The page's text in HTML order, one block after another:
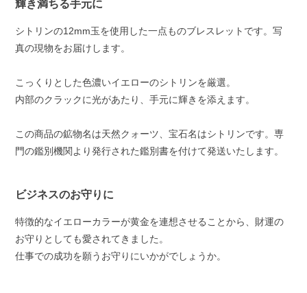
輝き満ちる手元に
シトリンの12mm玉を使用した一点ものブレスレットです。写
真の現物をお届けします。
こっくりとした色濃いイエローのシトリンを厳選。
内部のクラックに光があたり、手元に輝きを添えます。
この商品の鉱物名は天然クォーツ、宝石名はシトリンです。専
門の鑑別機関より発行された鑑別書を付けて発送いたします。
ビジネスのお守りに
特徴的なイエローカラーが黄金を連想させることから、財運の
お守りとしても愛されてきました。
仕事での成功を願うお守りにいかがでしょうか。